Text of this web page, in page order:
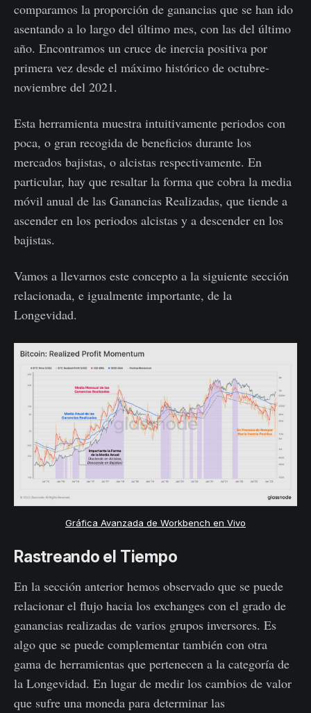
comparamos la proporción de ganancias que se han ido
asentando a lo largo del último mes, con las del último
año. Encontramos un cruce de inercia positiva por
primera vez desde el máximo histórico de octubre-
noviembre del 2021.
Esta herramienta muestra intuitivamente periodos con
poca, o gran recogida de beneficios durante los
mercados bajistas, o alcistas respectivamente. En
particular, hay que resaltar la forma que cobra la media
móvil anual de las Ganancias Realizadas, que tiende a
ascender en los periodos alcistas y a descender en los
bajistas.
Vamos a llevarnos este concepto a la siguiente sección
relacionada, e igualmente importante, de la
Longevidad.
Gráfica Avanzada de Workbench en Vivo
Rastreando el Tiempo
En la sección anterior hemos observado que se puede
relacionar el flujo hacia los exchanges con el grado de
ganancias realizadas de varios grupos inversores. Es
algo que se puede complementar también con otra
gama de herramientas que pertenecen a la categoría de
la Longevidad. En lugar de medir los cambios de valor
que sufre una moneda para determinar las